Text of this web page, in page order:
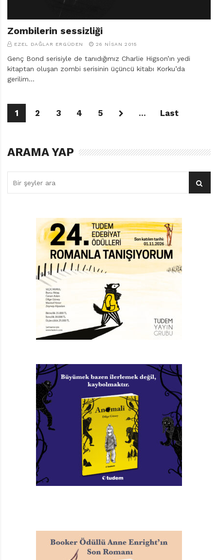
Zombilerin sessizliği
EZEL DAĞLAR ERGÜDEN 26 NISAN 2015
Genç Bond serisiyle de tanıdığımız Charlie Higson’ın yedi
kitaptan oluşan zombi serisinin üçüncü kitabı Korku’da
gerilim…
1 2 3 4 5 ... Last
ARAMA YAP